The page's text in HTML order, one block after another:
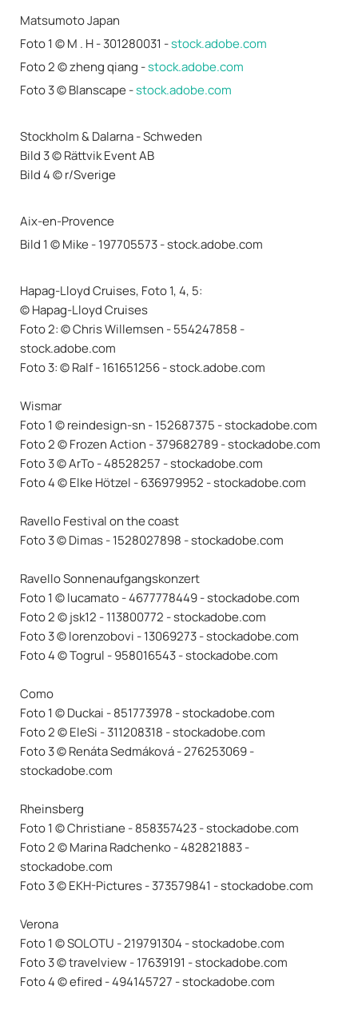
Matsumoto Japan
Foto 1 © M . H - 301280031 -stock.adobe.com
Foto 2 © zheng qiang -stock.adobe.com
Foto 3 © Blanscape -stock.adobe.com
Stockholm & Dalarna - Schweden
Bild 3 © Rättvik Event AB
Bild 4 © r/Sverige
Aix-en-Provence
Bild 1 © Mike - 197705573 - stock.adobe.com
Hapag-Lloyd Cruises, Foto 1, 4, 5:
© Hapag-Lloyd Cruises
Foto 2: © Chris Willemsen - 554247858 -
stock.adobe.com
Foto 3: © Ralf - 161651256 - stock.adobe.com
Wismar
Foto 1 © reindesign-sn - 152687375 - stockadobe.com
Foto 2 © Frozen Action - 379682789 - stockadobe.com
Foto 3 © ArTo - 48528257 - stockadobe.com
Foto 4 © Elke Hötzel - 636979952 - stockadobe.com
Ravello Festival on the coast
Foto 3 © Dimas - 1528027898 - stockadobe.com
Ravello Sonnenaufgangskonzert
Foto 1 © lucamato - 4677778449 - stockadobe.com
Foto 2 © jsk12 - 113800772 - stockadobe.com
Foto 3 © lorenzobovi - 13069273 - stockadobe.com
Foto 4 © Togrul - 958016543 - stockadobe.com
Como
Foto 1 © Duckai - 851773978 - stockadobe.com
Foto 2 © EleSi - 311208318 - stockadobe.com
Foto 3 © Renáta Sedmáková - 276253069 -
stockadobe.com
Rheinsberg
Foto 1 © Christiane - 858357423 - stockadobe.com
Foto 2 © Marina Radchenko - 482821883 -
stockadobe.com
Foto 3 © EKH-Pictures - 373579841 - stockadobe.com
Verona
Foto 1 © SOLOTU - 219791304 - stockadobe.com
Foto 3 © travelview - 17639191 - stockadobe.com
Foto 4 © efired - 494145727 - stockadobe.com